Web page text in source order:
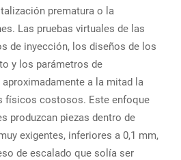
prematura o la
Las pruebas virtuales de las
de inyección, los diseños de los
y los parámetros de
a la mitad la
físicos costosos. Este enfoque
produzcan piezas dentro de
exigentes, inferiores a 0,1 mm,
de escalado que solía ser